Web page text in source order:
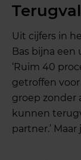
Uit cijfers in
Bas bijna een
‘Ruim 40
getroffen
groep zonder
kunnen
partner.’